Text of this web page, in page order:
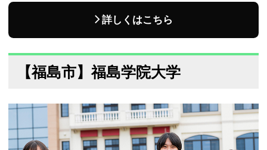
詳しくはこちら
【福島市】福島学院大学